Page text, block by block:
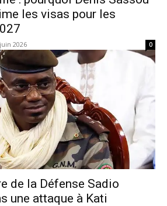
les visas pour les
2026 0
de la Défense Sadio
une attaque à Kati